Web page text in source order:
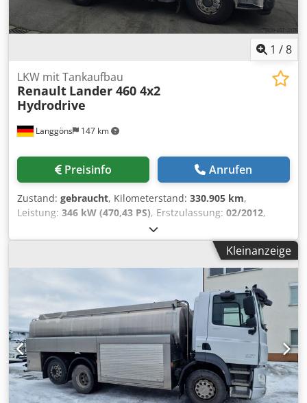
1 /8
Langgöns 147 km
LKW mit Tankaufbau
Renault Lander 460 4x2
Hydrodrive
Preisinfo Anrufen
Zustand: gebraucht, Kilometerstand: 330.905 km,
Leistung: 346 kW (470,43 PS), Erstzulassung: 02/2012,
, Leergewicht:
Konfiguration:2 Achsen, Farbe:Weiß, Fahrerkabine:
, Emissionsklasse:
Euro5, Federung:Sonstige, Ausstattung:ABS,
Anhängerkupplung, Bordcomputer, Differentialsperre,
Klimaanlage, Tempomat
, , Hersteller: Renault -
Typ/Modell: Lander 460 4x2 Hydrodrive - Erstzulassung:
13.02.2012 - Laufleistung: 330.905 km - Anzahl Achsen: 2 -
Schadstoffklasse: Euro5 - Getriebe: Automatik - Bremse:
Scheibe - Klimaanlage - Leergewicht: 10650 kg -
Aufbauhersteller: Jansky - Tankmaterial: Edelstahl -
Tankvolumen gesamt: 11000 L - Tankkammern: 3 - Anlage-
Bezeichnung: Jansky Optimate - Kreiselpumpe - DICO 700 -
Kleinanzeige